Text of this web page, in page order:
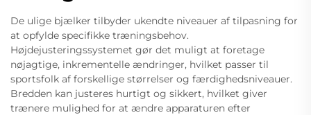
De ulige bjælker tilbyder ukendte niveauer af tilpasning for
at opfylde specifikke træningsbehov.
Højdejusteringssystemet gør det muligt at foretage
nøjagtige, inkrementelle ændringer, hvilket passer til
sportsfolk af forskellige størrelser og færdighedsniveauer.
Bredden kan justeres hurtigt og sikkert, hvilket giver
trænere mulighed for at ændre apparaturen efter